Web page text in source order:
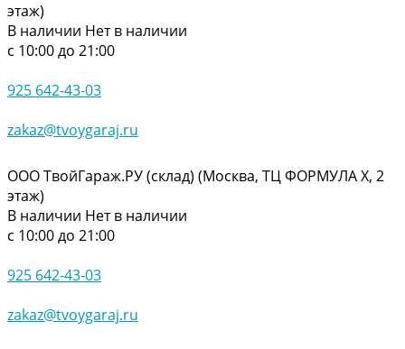
этаж)
В наличии Нет в наличии
с 10:00 до 21:00
925 642-43-03
zakaz@tvoygaraj.ru
ООО ТвойГараж.РУ (склад) (Москва, ТЦ ФОРМУЛА Х, 2
этаж)
В наличии Нет в наличии
с 10:00 до 21:00
925 642-43-03
zakaz@tvoygaraj.ru